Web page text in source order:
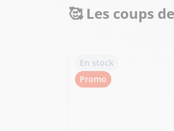
🥰 Les coups
En stock
Promo